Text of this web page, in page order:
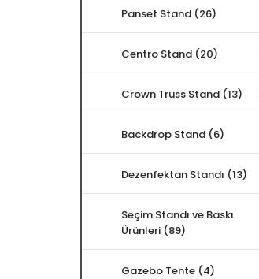
Panset Stand (26)
Centro Stand (20)
Crown Truss Stand (13)
Backdrop Stand (6)
Dezenfektan Standı (13)
Seçim Standı ve Baskı
Ürünleri (89)
Gazebo Tente (4)